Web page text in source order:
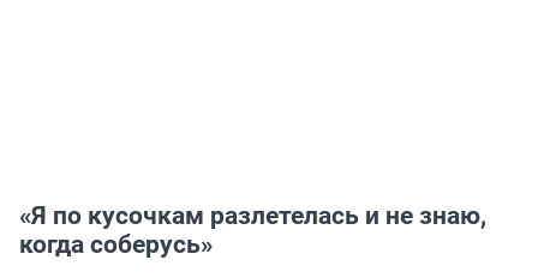
«Я по кусочкам разлетелась и не знаю,
когда соберусь»